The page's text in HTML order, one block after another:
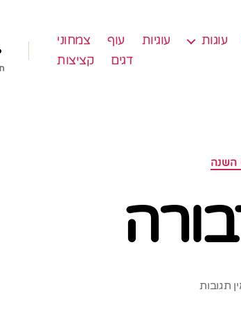
עוגות עוגיות עוף
צמחוני
דגים
קציצות
השנה
תגובותעל